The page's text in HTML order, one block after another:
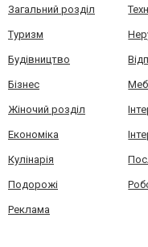
Загальний розділ
Туризм
Будівництво
Бізнес
Жіночий розділ
Економіка
Кулінарія
Подорожі
Реклама